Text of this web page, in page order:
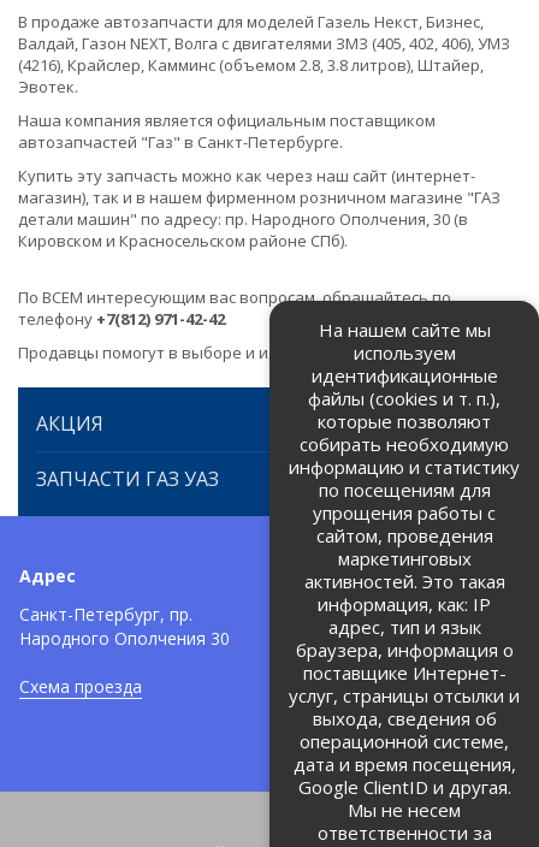
В продаже автозапчасти для моделей Газель Некст, Бизнес,
Валдай, Газон NEXT, Волга с двигателями ЗМЗ (405, 402, 406), УМЗ
(4216), Крайслер, Камминс (объемом 2.8, 3.8 литров), Штайер,
Эвотек.
Наша компания является официальным поставщиком
автозапчастей "Газ" в Санкт-Петербурге.
Купить эту запчасть можно как через наш сайт (интернет-
магазин), так и в нашем фирменном розничном магазине "ГАЗ
детали машин" по адресу: пр. Народного Ополчения, 30 (в
Кировском и Красносельском районе СПб).
По ВСЕМ интересующим вас вопросам, обращайтесь по
телефону +7(812) 971-42-42
Продавцы помогут в выборе и идентификации товара.
АКЦИЯ
ЗАПЧАСТИ ГАЗ УАЗ
Адрес
Санкт-Петербург, пр.
Народного Ополчения 30
Схема проезда
Телефоны:
+7 (812) 971-42-42
Политика об обработке и
защите персональных данных
Соглашение на обработку
персональных данных
На нашем сайте мы
используем
идентификационные
файлы (cookies и т. п.),
которые позволяют
собирать необходимую
информацию и статистику
по посещениям для
упрощения работы с
сайтом, проведения
маркетинговых
активностей. Это такая
информация, как: IP
адрес, тип и язык
браузера, информация о
поставщике Интернет-
услуг, страницы отсылки и
выхода, сведения об
операционной системе,
дата и время посещения,
Google ClientID и другая.
Мы не несем
ответственности за